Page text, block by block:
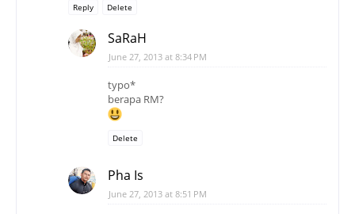
Reply Delete
SaRaH
June 27, 2013 at 8:34 PM
typo*
berapa RM?
Delete
Pha Is
June 27, 2013 at 8:51 PM